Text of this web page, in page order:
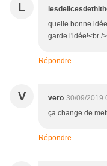
L
quelle bonne
garde l'idée!<br /
Répondre
V vero 30/09/2019
ça change de
Répondre